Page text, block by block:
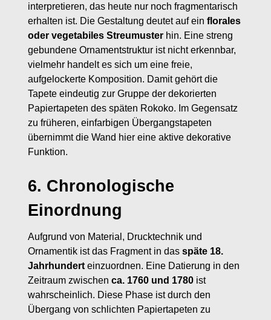
interpretieren, das heute nur noch fragmentarisch
erhalten ist. Die Gestaltung deutet auf ein florales
oder vegetabiles Streumuster hin. Eine streng
gebundene Ornamentstruktur ist nicht erkennbar,
vielmehr handelt es sich um eine freie,
aufgelockerte Komposition. Damit gehört die
Tapete eindeutig zur Gruppe der dekorierten
Papiertapeten des späten Rokoko. Im Gegensatz
zu früheren, einfarbigen Übergangstapeten
übernimmt die Wand hier eine aktive dekorative
Funktion.
6. Chronologische
Einordnung
Aufgrund von Material, Drucktechnik und
Ornamentik ist das Fragment in das späte 18.
Jahrhundert einzuordnen. Eine Datierung in den
Zeitraum zwischen ca. 1760 und 1780 ist
wahrscheinlich. Diese Phase ist durch den
Übergang von schlichten Papiertapeten zu